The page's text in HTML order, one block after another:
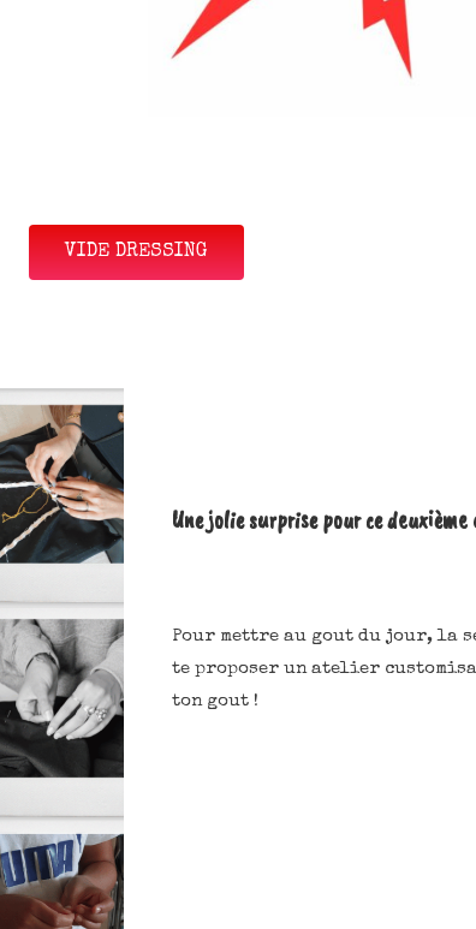
VIDE DRESSING
Une jolie surprise pour ce deuxième
Pour mettre au gout du jour, la
te proposer un atelier
ton gout !